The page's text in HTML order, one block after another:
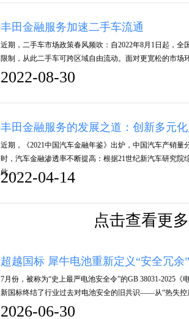
丰田金融服务加速二手车流通
近期，二手车市场政策春风频吹：自2022年8月1日起，
限制，从此二手车可跨区域自由流动。面对更宽松的市
2022-08-30
丰田金融服务的发展之道：创新多元
近期，《2021中国汽车金融年鉴》出炉，中国汽车产销量
时，汽车金融渗透率不断提高：根据21世纪新汽车研究院
此……
2022-04-14
点击查看更多
超越国标 犀牛电池重新定义“安全冗余”
7月份，被称为“史上最严电池安全令”的GB 38031-2025
新国标终结了行业过去对电池安全的旧共识——从“热失控
……
2026-06-30